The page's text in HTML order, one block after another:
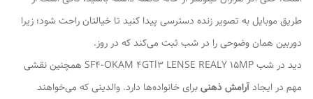
طریق موبایل به تصویر زنده دسترسی پیدا کنید تا خیالتان راحت شود؛ زیرا
دوربین همان وضوحی را در شب ثبت می‌کند که در روز.
دید در شب SF4-OKAM 4GTl3 LENSE REALY 15MP همچنین نقشی
مهم در ایجادآرامش ذهنیبرای خانواده‌ها دارد. والدینی که می‌خواهند